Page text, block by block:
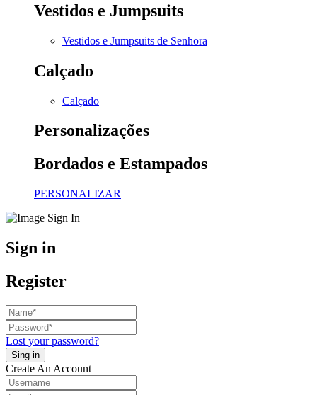
Vestidos e Jumpsuits
Vestidos e Jumpsuits de Senhora
Calçado
Calçado
Personalizações
Bordados e Estampados
PERSONALIZAR
Sign in
Register
Lost your password?
Create An Account